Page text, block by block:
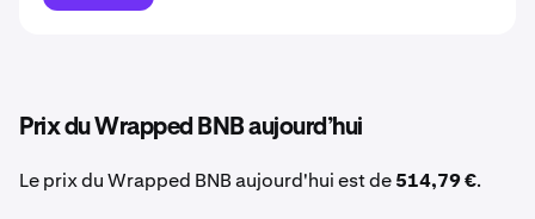
Prix du Wrapped BNB aujourd’hui
Le prix du Wrapped BNB aujourd'hui est de514,79 €.